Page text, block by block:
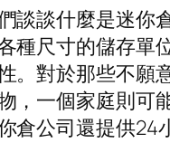
談談什麼是迷你
種尺寸的儲存單
。對於那些不願
，一個家庭則可
倉公司還提供24